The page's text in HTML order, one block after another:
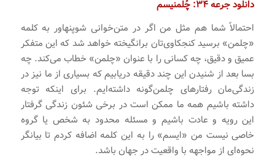
دانلود جرعه 34: چُلمنیسم
احتمالاً شما هم مثل من اگر در متن‌خوانی شوپنهاور به کلمه
«چلمن» برسید کنجکاوی‌تان برانگیخته خواهد شد که این متفکر
عمیق و دقیق، چه کسانی را با عنوان «چلمن» خطاب می‌کند. چه
بسا بعد از شنیدن این چند دقیقه دریابیم که بسیاری از ما نیز در
زندگی‌مان رفتارهای چلمن‌گونه داشته‌ایم. برای اینکه توجه
داشته باشیم همه ما ممکن است در برخی شئون زندگی گرفتار
این رویه و عادت باشیم و مسئله محدود به شخص یا گروه
خاصی نیست من «ایسم» را به این کلمه اضافه کردم تا بیانگر
نحوه‌ای از مواجهه با واقعیت در جهان باشد.